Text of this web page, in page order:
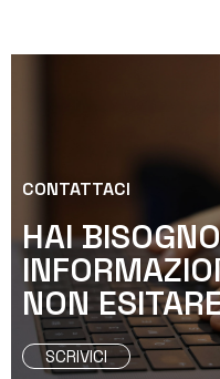
CONTATTACI
HAI
NON
SCRIVICI